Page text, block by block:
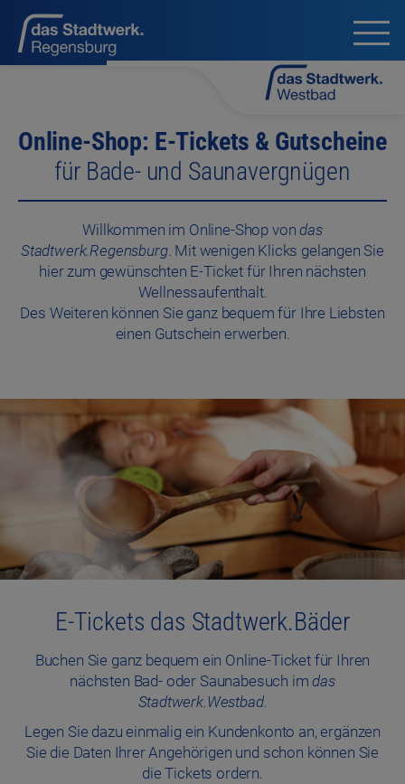
Online-Shop: E-Tickets & Gutscheine
für Bade- und Saunavergnügen
Willkommen im Online-Shop vondas
Stadtwerk.Regensburg. Mit wenigen Klicks gelangen Sie
hier zum gewünschten E-Ticket für Ihren nächsten
Wellnessaufenthalt.
Des Weiteren können Sie ganz bequem für Ihre Liebsten
einen Gutschein erwerben.
E-Tickets das Stadtwerk.Bäder
Buchen Sie ganz bequem ein Online-Ticket für Ihren
nächsten Bad- oder Saunabesuch imdas
Stadtwerk.Westbad.
Legen Sie dazu einmalig ein Kundenkonto an, ergänzen
Sie die Daten Ihrer Angehörigen und schon können Sie
die Tickets ordern.